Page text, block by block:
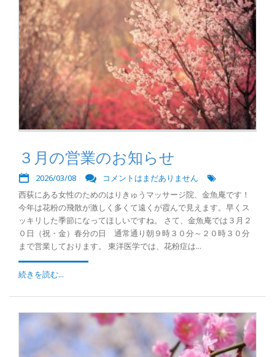
３月の営業のお知らせ
2026/03/08
コメントはまだありません
西荻にある女性のためのはりきゅうマッサージ院、金魚庵です！
今年は花粉の飛散が激しく多くて遠くが霞んで見えます。早くス
ッキリした季節になってほしいですね。 さて、金魚庵では３月２
０日（祝・金）春分の日 通常通り朝９時３０分～２０時３０分
まで営業しております。 東洋医学では、花粉症は...
続きを読む...